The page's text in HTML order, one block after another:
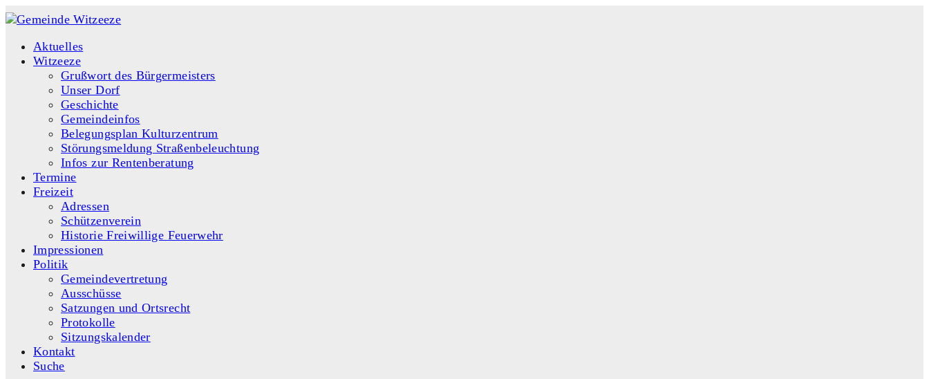
Aktuelles
Witzeeze
Grußwort des Bürgermeisters
Unser Dorf
Geschichte
Gemeindeinfos
Belegungsplan Kulturzentrum
Störungsmeldung Straßenbeleuchtung
Infos zur Rentenberatung
Termine
Freizeit
Adressen
Schützenverein
Historie Freiwillige Feuerwehr
Impressionen
Politik
Gemeindevertretung
Ausschüsse
Satzungen und Ortsrecht
Protokolle
Sitzungskalender
Kontakt
Suche